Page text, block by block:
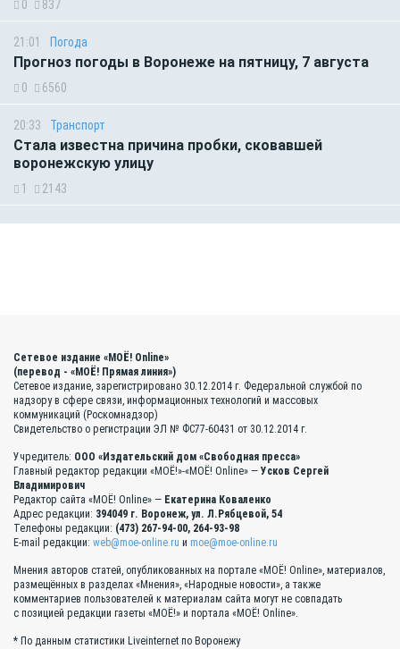
0 837
21:01 Погода
Прогноз погоды в Воронеже на пятницу, 7 августа
0 6560
20:33 Транспорт
Стала известна причина пробки, сковавшей
воронежскую улицу
1 2143
Сетевое издание «МОЁ! Online»
(перевод - «МОЁ! Прямая линия»)
Сетевое издание, зарегистрировано 30.12.2014 г. Федеральной службой по
надзору в сфере связи, информационных технологий и массовых
коммуникаций (Роскомнадзор)
Свидетельство о регистрации ЭЛ № ФС77-60431 от 30.12.2014 г.
Учредитель: ООО «Издательский дом «Свободная пресса»
Главный редактор редакции «МОЁ!»-«МОЁ! Online» — Усков Сергей
Владимирович
Редактор сайта «МОЁ! Online» — Екатерина Коваленко
Адрес редакции: 394049 г. Воронеж, ул. Л.Рябцевой, 54
Телефоны редакции: (473) 267-94-00, 264-93-98
E-mail редакции: web@moe-online.ru и moe@moe-online.ru
Мнения авторов статей, опубликованных на портале «МОЁ! Online», материалов,
размещённых в разделах «Мнения», «Народные новости», а также
комментариев пользователей к материалам сайта могут не совпадать
с позицией редакции газеты «МОЁ!» и портала «МОЁ! Online».
* По данным статистики Liveinternet по Воронежу